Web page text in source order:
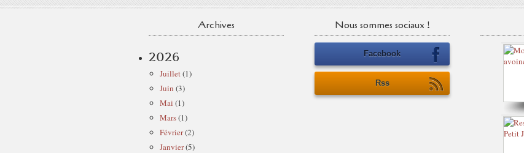
Archives
2026
Juillet(1)
Juin (3)
Mai (1)
Mars(1)
Février(2)
Janvier(5)
Nous sommes sociaux !
Facebook
Rss